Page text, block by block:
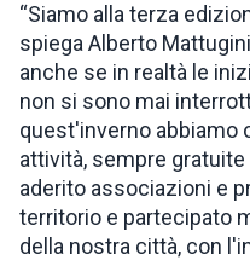
“Siamo alla terza
spiega Alberto
anche se in realtà le
non si sono mai
quest'inverno abbiamo
attività, sempre gratuite
aderito associazioni e
territorio e partecipato
della nostra città, con